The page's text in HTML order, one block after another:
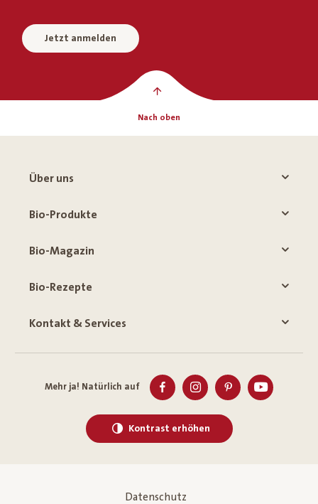
Jetzt anmelden
Nach oben
Über uns
Bio-Produkte
Bio-Magazin
Bio-Rezepte
Kontakt & Services
Mehr ja! Natürlich auf
Kontrast erhöhen
Datenschutz